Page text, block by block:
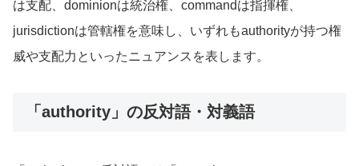
は支配、dominionは統治権、commandは指揮権、
jurisdictionは管轄権を意味し、いずれもauthorityが持つ権
威や支配力といったニュアンスを表します。
「authority」の反対語・対義語